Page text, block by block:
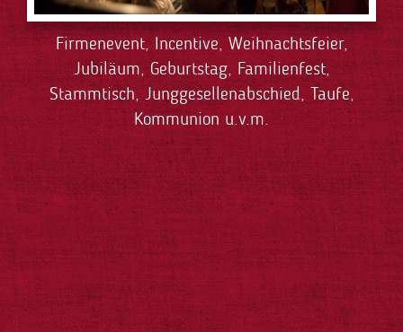
Firmenevent, Incentive, Weihnachtsfeier,
Jubiläum, Geburtstag, Familienfest,
Stammtisch, Junggesellenabschied, Taufe,
Kommunion u.v.m.